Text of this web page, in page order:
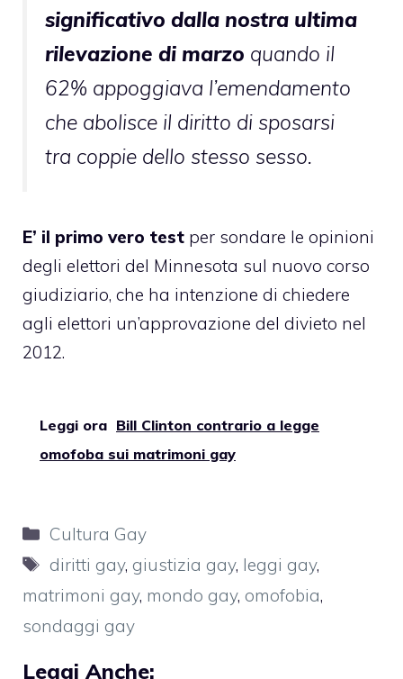
significativo dalla nostra ultima
rilevazione di marzo quando il
62% appoggiava l’emendamento
che abolisce il diritto di sposarsi
tra coppie dello stesso sesso.
E’ il primo vero test per sondare le opinioni
degli elettori del Minnesota sul nuovo corso
giudiziario, che ha intenzione di chiedere
agli elettori un’approvazione del divieto nel
2012.
Leggi ora Bill Clinton contrario a legge
omofoba sui matrimoni gay
Categorie
Cultura Gay
Tag
diritti gay, giustizia gay, leggi gay,
matrimoni gay, mondo gay, omofobia,
sondaggi gay
Leggi Anche: